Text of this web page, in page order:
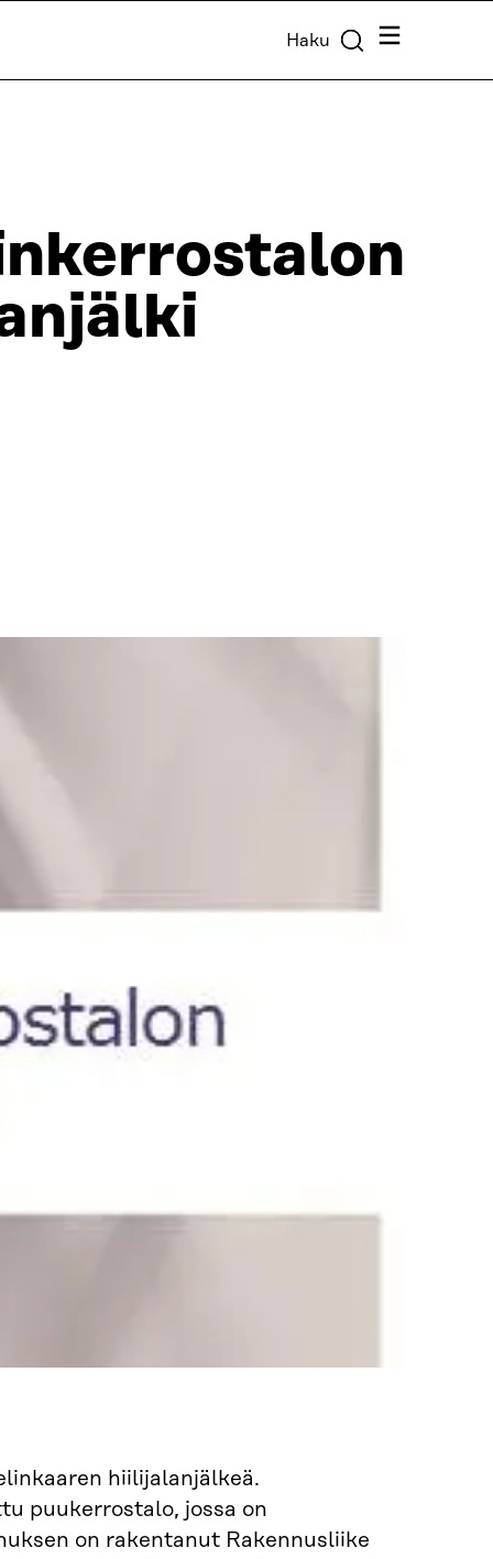
Haku Valikko
hiilijalanjälkeä.
puukerrostalo, jossa on
on rakentanut Rakennusliike